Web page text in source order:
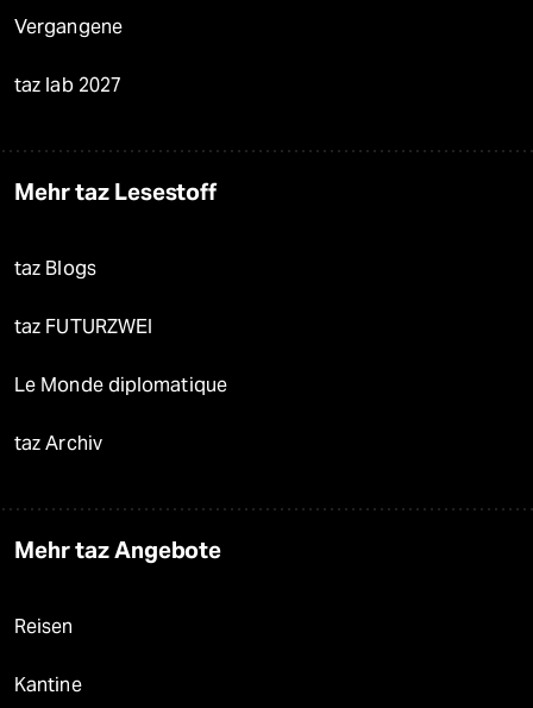
Vergangene
taz lab 2027
Mehr taz Lesestoff
taz Blogs
taz FUTURZWEI
Le Monde diplomatique
taz Archiv
Mehr taz Angebote
Reisen
Kantine